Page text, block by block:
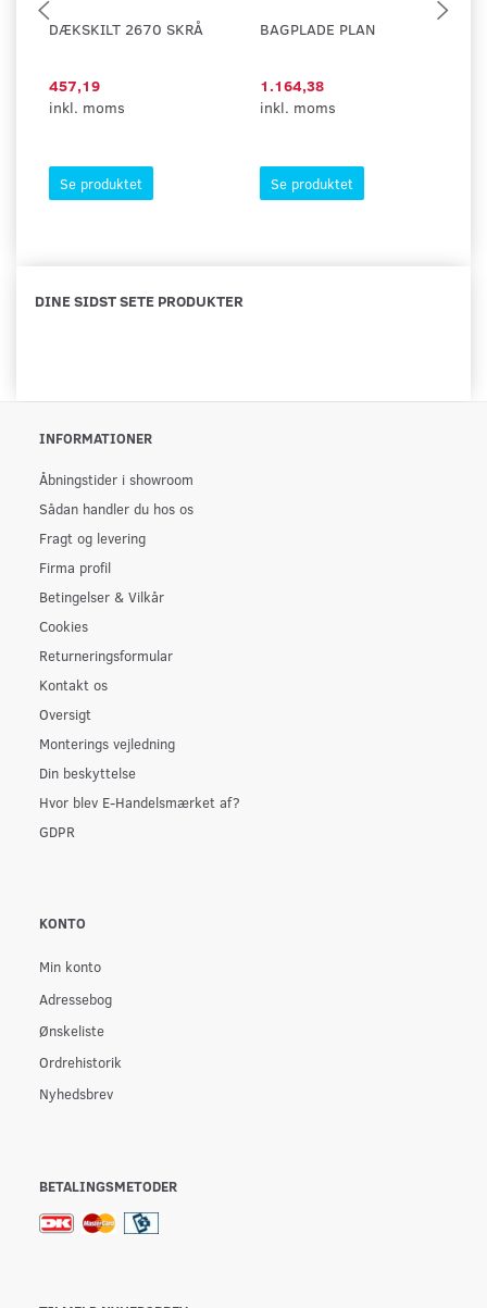
DÆKSKILT 2670 SKRÅ
457,19
inkl. moms
Se produktet
BAGPLADE PLAN
1.164,38
inkl. moms
Se produktet
DINE SIDST SETE PRODUKTER
INFORMATIONER
Åbningstider i showroom
Sådan handler du hos os
Fragt og levering
Firma profil
Betingelser & Vilkår
Cookies
Returneringsformular
Kontakt os
Oversigt
Monterings vejledning
Din beskyttelse
Hvor blev E-Handelsmærket af?
GDPR
KONTO
Min konto
Adressebog
Ønskeliste
Ordrehistorik
Nyhedsbrev
BETALINGSMETODER